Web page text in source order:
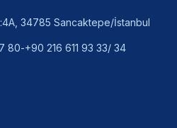
34785 Sancaktepe/İstanbul
80-+90 216 611 93 33/ 34